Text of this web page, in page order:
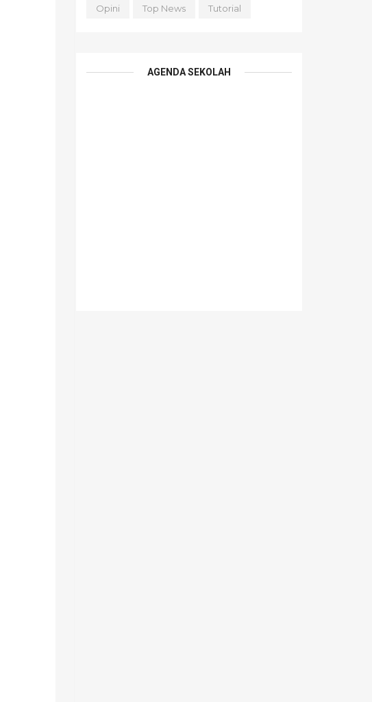
Opini Top News Tutorial
AGENDA SEKOLAH